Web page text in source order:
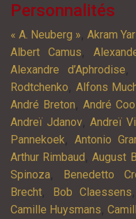
Personnalités
« A. Neuberg », Akram
Albert Camus,
Alexandre d’Aphrodise,
Rodtchenko, Alfons
André Breton, André
Andreï Jdanov, Andreï
Pannekoek,Antonio
Arthur Rimbaud ,August
Spinoza, Benedetto
Brecht, Bob Claessens,
Camille Huysmans,